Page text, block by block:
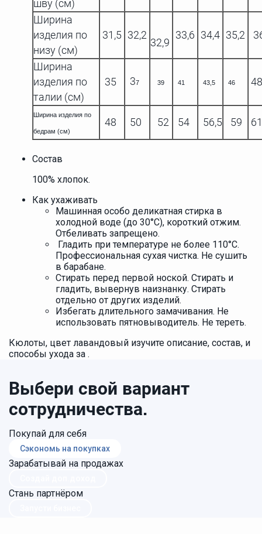
шву (см)
Ширина
изделия по
низу (см)
31,5 32,2
32,9
33,6 34,4 35,2
Ширина
изделия по
талии (см)
35 37 39 41 43,5 46
Ширина изделия по
бедрам (см)
48 50 52 54 56,5 59
Состав
100% хлопок.
Как ухаживать
Машинная особо деликатная стирка в
холодной воде (до 30°C), короткий отжим.
Отбеливать запрещено.
Гладить при температуре не более 110°C.
Профессиональная сухая чистка. Не сушить
в барабане.
Стирать перед первой ноской. Стирать и
гладить, вывернув наизнанку. Стирать
отдельно от других изделий.
Избегать длительного замачивания. Не
использовать пятновыводитель. Не тереть.
Кюлоты, цвет лавандовый изучите описание, состав, и
способы ухода за .
Выбери свой вариант
сотрудничества.
Покупай для себя
Сэкономь на покупках
Зарабатывай на продажах
Стань партнёром